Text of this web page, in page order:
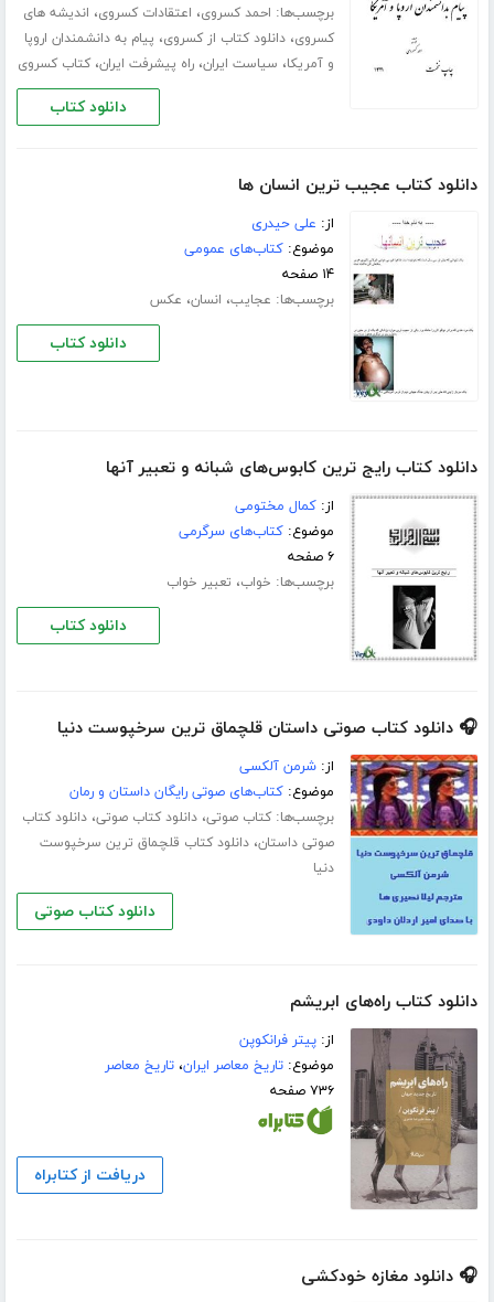
برچسب‌ها: احمد کسروی، اعتقادات کسروی، اندیشه های
کسروی،دانلود کتاب از کسروی، پیام به دانشمندان اروپا
و آمریکا، سیاست ایران،راه پیشرفت ایران،کتاب کسروی
دانلود کتاب
دانلود کتاب عجیب ترین انسان ها
از: علی حیدری
موضوع:کتاب‌های عمومی
۱۴ صفحه
برچسب‌ها: عجایب، انسان، عکس
دانلود کتاب
دانلود کتاب رایج ‌ترین کابوس‌های شبانه و تعبیر آنها
از:کمال مختومی
موضوع:کتاب‌های سرگرمی
۶ صفحه
برچسب‌ها: خواب، تعبیر خواب
دانلود کتاب
🎧 دانلود کتاب صوتی داستان قلچماق ترین سرخپوست دنیا
از:شرمن آلکسی
موضوع:کتاب‌های صوتی رایگان داستان و رمان
برچسب‌ها:کتاب صوتی،دانلود کتاب صوتی،دانلود کتاب
صوتی داستان،دانلود کتاب قلچماق ترین سرخپوست
دنیا
دانلود کتاب صوتی
دانلود کتاب راه‌های ابریشم
از:پیتر فرانکوپن
موضوع:تاریخ معاصر ایران،تاریخ معاصر
۷۳۶ صفحه
دریافت از کتابراه
🎧 دانلود مغازه خودکشی